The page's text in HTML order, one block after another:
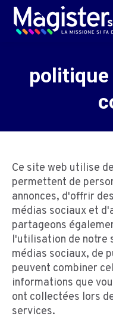
politique
Ce site web utilise
permettent de
annonces, d'offrir
médias sociaux et
partageons
l'utilisation de notre
médias sociaux, de
peuvent combiner
informations que
ont collectées lors
services.